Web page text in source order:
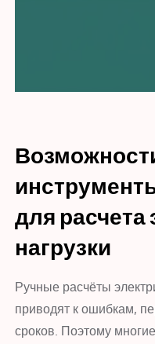
для расчета
нагрузки
Ручные расчёты
приводят к ошибкам,
сроков. Поэтому